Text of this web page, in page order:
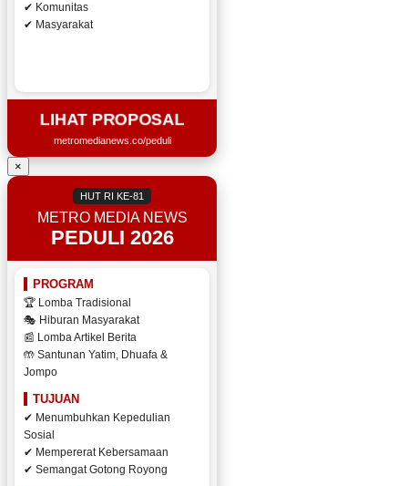
✔ Komunitas
✔ Masyarakat
LIHAT PROPOSAL
metromedianews.co/peduli
×
HUT RI KE-81
METRO MEDIA NEWS
PEDULI 2026
PROGRAM
🏆 Lomba Tradisional
🎭 Hiburan Masyarakat
📰 Lomba Artikel Berita
🤲 Santunan Yatim, Dhuafa &
Jompo
TUJUAN
✔ Menumbuhkan Kepedulian
Sosial
✔ Mempererat Kebersamaan
✔ Semangat Gotong Royong